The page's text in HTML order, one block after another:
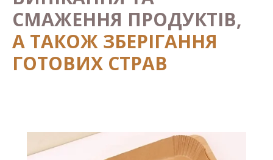
СМАЖЕННЯ ПРОДУКТІВ,
А ТАКОЖ ЗБЕРІГАННЯ
ГОТОВИХ СТРАВ